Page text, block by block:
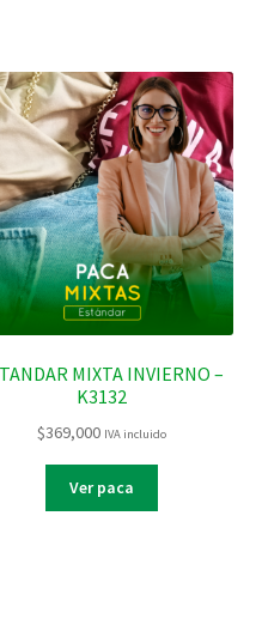
MIXTA INVIERNO –
K3132
$369,000 IVA incluido
Ver paca